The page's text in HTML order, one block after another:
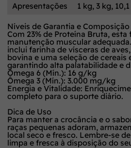
Apresentações 1 kg, 3 kg,
Níveis de Garantia e Composição
Com 23% de Proteína Bruta, esta
manutenção muscular
inclui farinha de vísceras de
bovina e uma seleção de cereais
garantindo alta palatabilidade e
Ômega 6 (Mín.):16 g/kg
Ômega 3 (Mín.): 3.000 mg/kg
Energia e Vitalidade:
completo para o suporte diário.
Dica de Uso
Para manter a crocância e o
raças pequenas adoram,
local seco e fresco. Lembre-se
limpa e fresca à disposição do